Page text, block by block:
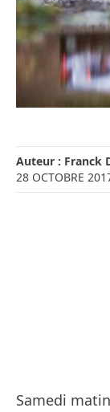
Auteur : Franck
28 OCTOBRE
Samedi